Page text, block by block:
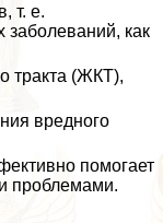
т. е.
заболеваний, как
тpaкта (ЖКТ),
вредного
помогает
проблемами.